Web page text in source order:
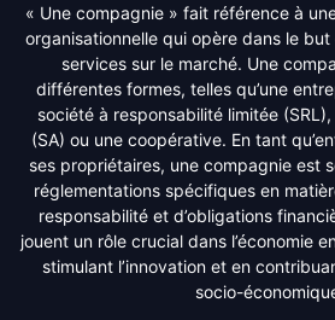
« Une compagnie » fait référence à
organisationnelle qui opère dans le
services sur le marché. Une
différentes formes, telles qu’une
société à responsabilité limitée
(SA) ou une coopérative. En tant
ses propriétaires, une compagnie est
réglementations spécifiques en
responsabilité et d’obligations
jouent un rôle crucial dans l’économie
stimulant l’innovation et en
socio-